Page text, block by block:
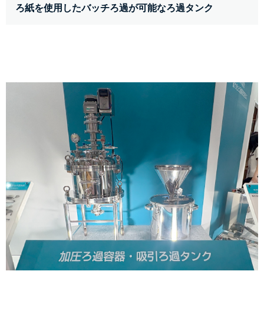
ろ紙を使用したバッチろ過が可能なろ過タンク